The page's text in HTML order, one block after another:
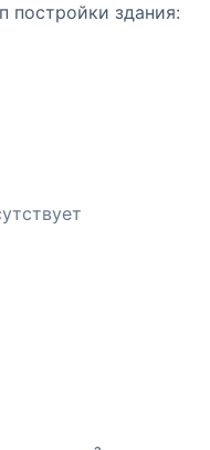
постройки здания: